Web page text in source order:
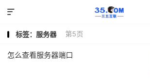

标签：服务器 第5页
怎么查看服务器端口